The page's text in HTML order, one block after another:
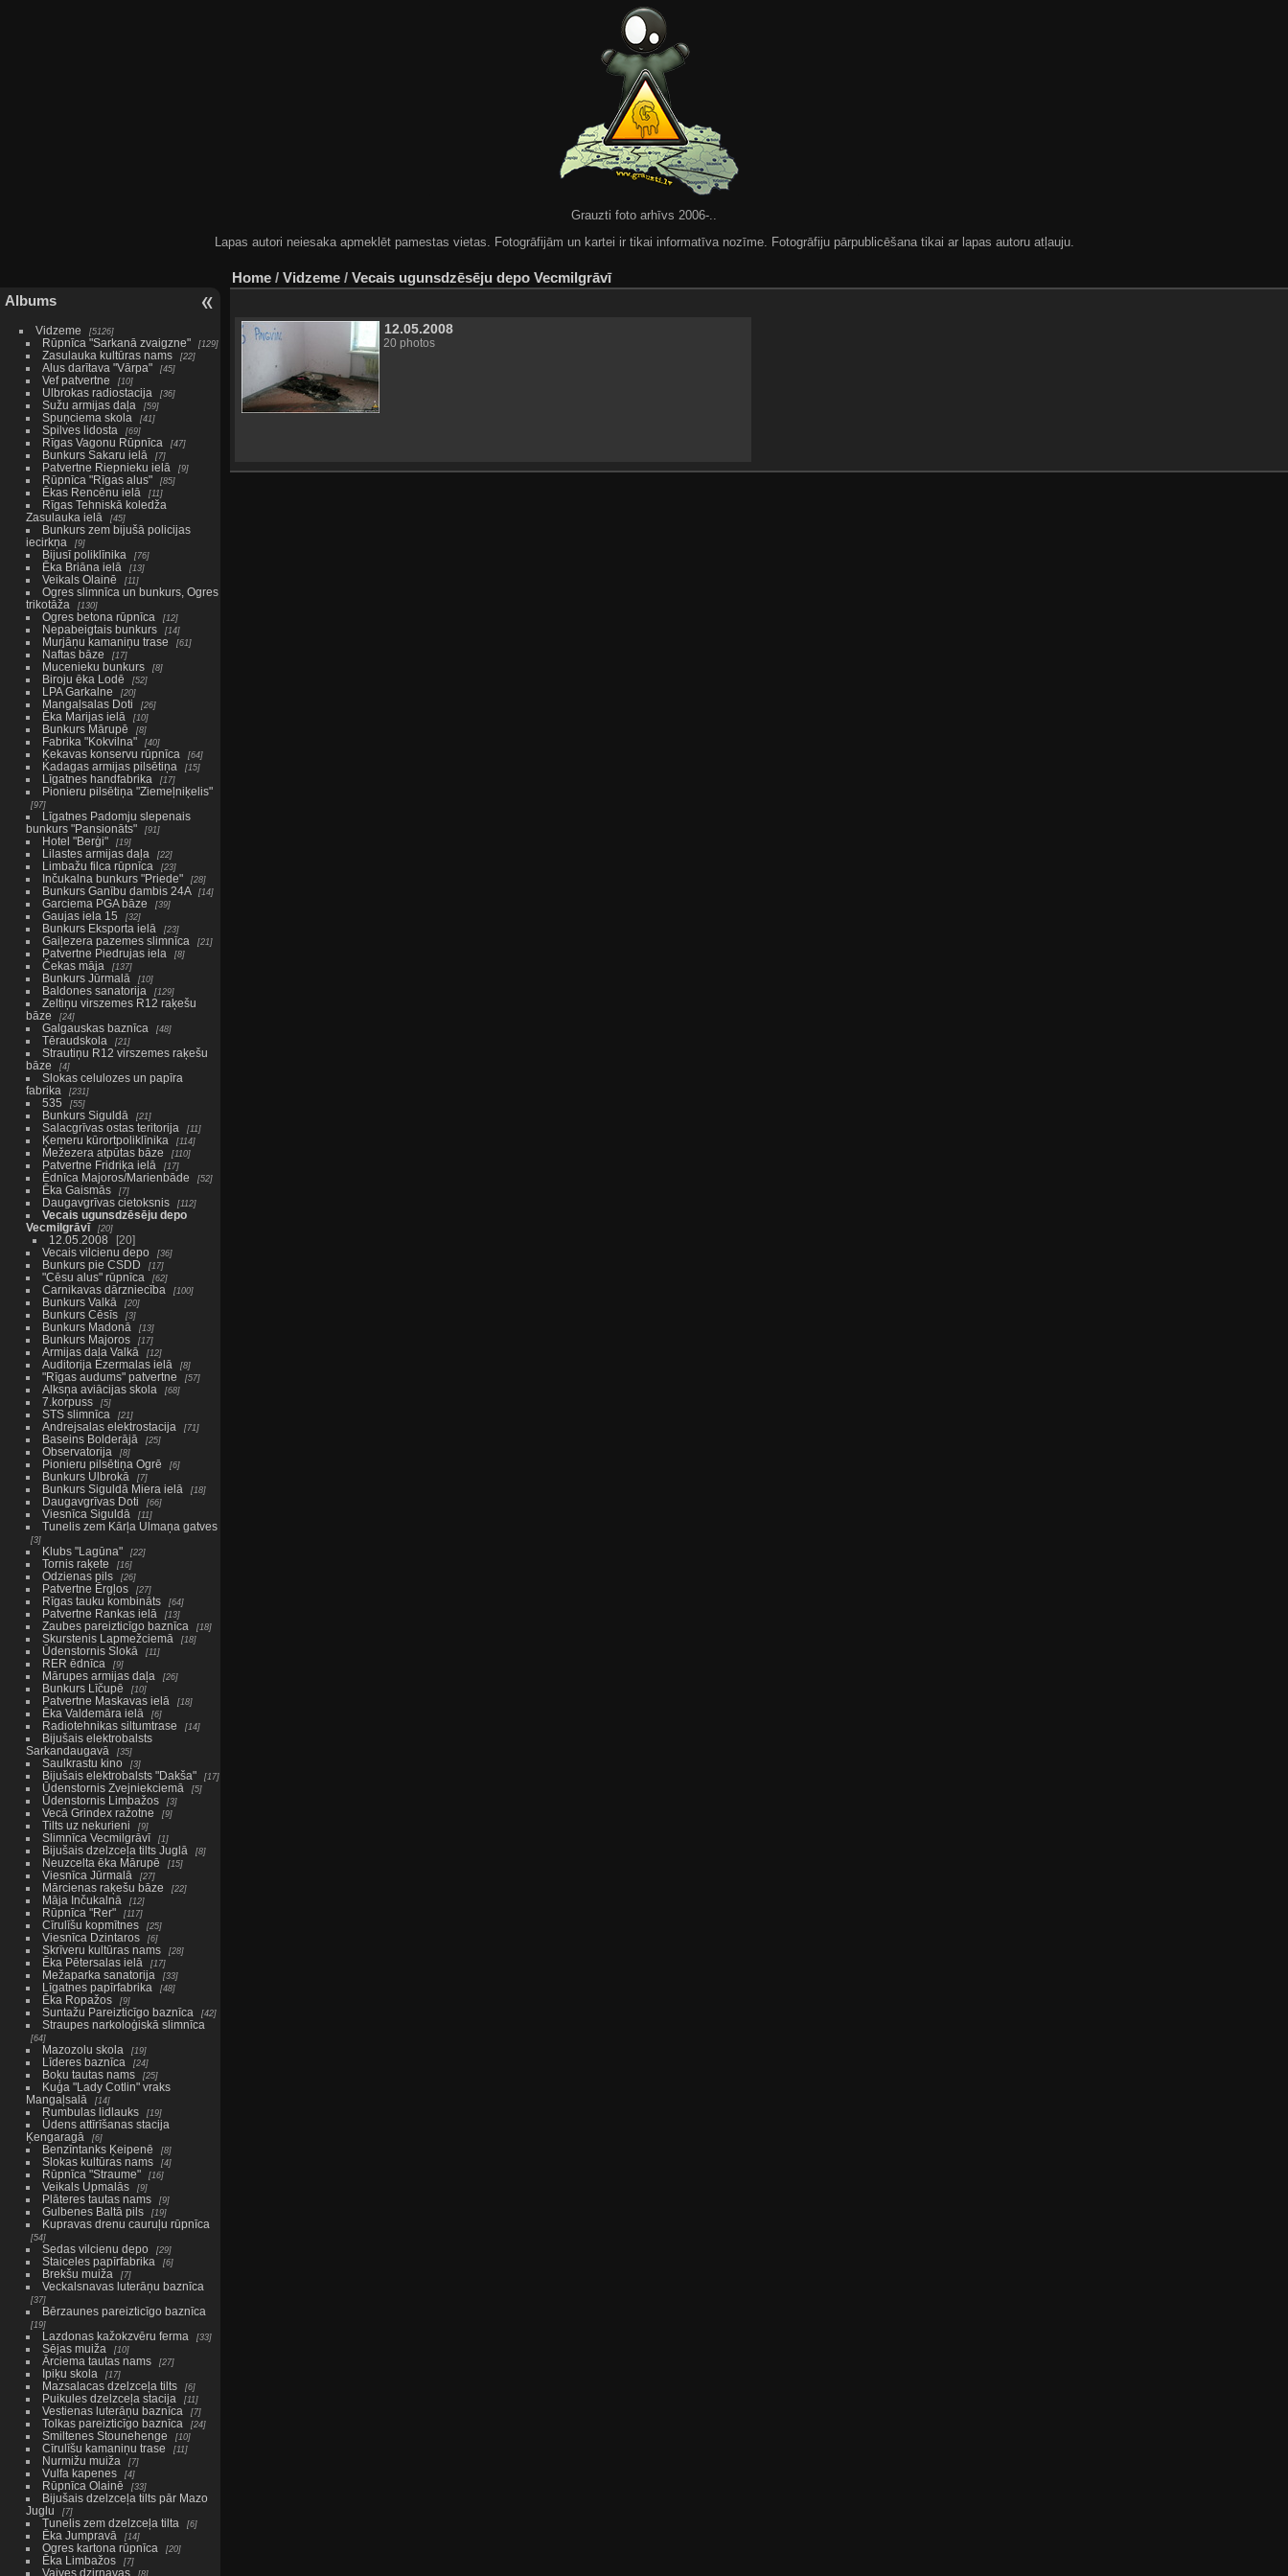
Grauzti foto arhīvs 2006-..
Lapas autori neiesaka apmeklēt pamestas vietas. Fotogrāfijām un kartei ir tikai informatīva nozīme. Fotogrāfiju pārpublicēšana tikai ar lapas autoru atļauju.
Albums
Vidzeme 5126
Rūpnīca "Sarkanā zvaigzne" 129
Zasulauka kultūras nams 22
Alus darītava "Vārpa" 45
Vef patvertne 10
Ulbrokas radiostacija 36
Sužu armijas daļa 59
Spuņciema skola 41
Spilves lidosta 69
Rīgas Vagonu Rūpnīca 47
Bunkurs Sakaru ielā 7
Patvertne Riepnieku ielā 9
Rūpnīca "Rīgas alus" 85
Ēkas Rencēnu ielā 11
Rīgas Tehniskā koledža
Zasulauka ielā
45
Bunkurs zem bijušā policijas
iecirkņa
9
Bijusī poliklīnika 76
Ēka Briāna ielā 13
Veikals Olainē 11
Ogres slimnīca un bunkurs, Ogres
trikotāža
130
Ogres betona rūpnīca 12
Nepabeigtais bunkurs 14
Murjāņu kamaniņu trase 61
Naftas bāze 17
Mucenieku bunkurs 8
Biroju ēka Lodē 52
LPA Garkalne 20
Mangaļsalas Doti 26
Ēka Marijas ielā 10
Bunkurs Mārupē 8
Fabrika "Kokvilna" 40
Ķekavas konservu rūpnīca 64
Kadagas armijas pilsētiņa 15
Līgatnes handfabrika 17
Pionieru pilsētiņa "Ziemeļniķelis"
97
Līgatnes Padomju slepenais
bunkurs "Pansionāts"
91
Hotel "Berģi" 19
Lilastes armijas daļa 22
Limbažu filca rūpnīca 23
Inčukalna bunkurs "Priede" 28
Bunkurs Ganību dambis 24A 14
Garciema PGA bāze 39
Gaujas iela 15 32
Bunkurs Eksporta ielā 23
Gaiļezera pazemes slimnīca 21
Patvertne Piedrujas iela 8
Čekas māja 137
Bunkurs Jūrmalā 10
Baldones sanatorija 129
Zeltiņu virszemes R12 raķešu
bāze
24
Galgauskas baznīca 48
Tēraudskola 21
Strautiņu R12 virszemes raķešu
bāze
4
Slokas celulozes un papīra
fabrika
231
535 55
Bunkurs Siguldā 21
Salacgrīvas ostas teritorija 11
Ķemeru kūrortpoliklīnika 114
Mežezera atpūtas bāze 110
Patvertne Fridriķa ielā 17
Ēdnīca Majoros/Marienbāde 52
Ēka Gaismās 7
Daugavgrīvas cietoksnis 112
Vecais ugunsdzēsēju depo
Vecmilgrāvī
20
12.05.2008
20
Vecais vilcienu depo
36
Bunkurs pie CSDD 17
"Cēsu alus" rūpnīca 62
Carnikavas dārzniecība 100
Bunkurs Valkā 20
Bunkurs Cēsīs 3
Bunkurs Madonā 13
Bunkurs Majoros 17
Armijas daļa Valkā 12
Auditorija Ezermalas ielā 8
"Rīgas audums" patvertne 57
Alksņa aviācijas skola 68
7.korpuss 5
STS slimnīca 21
Andrejsalas elektrostacija 71
Baseins Bolderājā 25
Observatorija 8
Pionieru pilsētiņa Ogrē 6
Bunkurs Ulbrokā 7
Bunkurs Siguldā Miera ielā 18
Daugavgrīvas Doti 66
Viesnīca Siguldā 11
Tunelis zem Kārļa Ulmaņa gatves
3
Klubs "Lagūna" 22
Tornis raķete 16
Odzienas pils 26
Patvertne Ērgļos 27
Rīgas tauku kombināts 64
Patvertne Rankas ielā 13
Zaubes pareizticīgo baznīca 18
Skurstenis Lapmežciemā 18
Ūdenstornis Slokā 11
RER ēdnīca 9
Mārupes armijas daļa 26
Bunkurs Līčupē 10
Patvertne Maskavas ielā 18
Ēka Valdemāra ielā 6
Radiotehnikas siltumtrase 14
Bijušais elektrobalsts
Sarkandaugavā
35
Saulkrastu kino 3
Bijušais elektrobalsts "Dakša" 17
Ūdenstornis Zvejniekciemā 5
Ūdenstornis Limbažos 3
Vecā Grindex ražotne 9
Tilts uz nekurieni 9
Slimnīca Vecmilgrāvī 1
Bijušais dzelzceļa tilts Juglā 8
Neuzcelta ēka Mārupē 15
Viesnīca Jūrmalā 27
Mārcienas raķešu bāze 22
Māja Inčukalnā 12
Rūpnīca "Rer" 117
Cīrulīšu kopmītnes 25
Viesnīca Dzintaros 6
Skrīveru kultūras nams 28
Ēka Pētersalas ielā 17
Mežaparka sanatorija 33
Līgatnes papīrfabrika 48
Ēka Ropažos 9
Suntažu Pareizticīgo baznīca 42
Straupes narkoloģiskā slimnīca
64
Mazozolu skola 19
Līderes baznīca 24
Boķu tautas nams 25
Kuģa "Lady Cotlin" vraks
Mangaļsalā
14
Rumbulas lidlauks 19
Ūdens attīrīšanas stacija
Ķengaragā
6
Benzīntanks Ķeipenē 8
Slokas kultūras nams 4
Rūpnīca "Straume" 16
Veikals Upmalās 9
Plāteres tautas nams 9
Gulbenes Baltā pils 19
Kupravas drenu cauruļu rūpnīca
54
Sedas vilcienu depo 29
Staiceles papīrfabrika 6
Brekšu muiža 7
Veckalsnavas luterāņu baznīca
37
Bērzaunes pareizticīgo baznīca
19
Lazdonas kažokzvēru ferma 33
Sējas muiža 10
Ārciema tautas nams 27
Ipiķu skola 17
Mazsalacas dzelzceļa tilts 6
Puikules dzelzceļa stacija 11
Vestienas luterāņu baznīca 7
Tolkas pareizticīgo baznīca 24
Smiltenes Stounehenge 10
Cīrulīšu kamaniņu trase 11
Nurmižu muiža 7
Vulfa kapenes 4
Rūpnīca Olainē 33
Bijušais dzelzceļa tilts pār Mazo
Juglu
7
Tunelis zem dzelzceļa tilta 6
Ēka Jumpravā 14
Ogres kartona rūpnīca 20
Ēka Limbažos 7
Vaives dzirnavas
Home / Vidzeme / Vecais ugunsdzēsēju depo Vecmilgrāvī
12.05.2008
20 photos